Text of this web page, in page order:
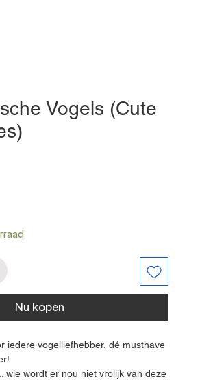
Vogels (Cute
Nu kopen
iedere vogelliefhebber, dé musthave
wie wordt er nou niet vrolijk van deze